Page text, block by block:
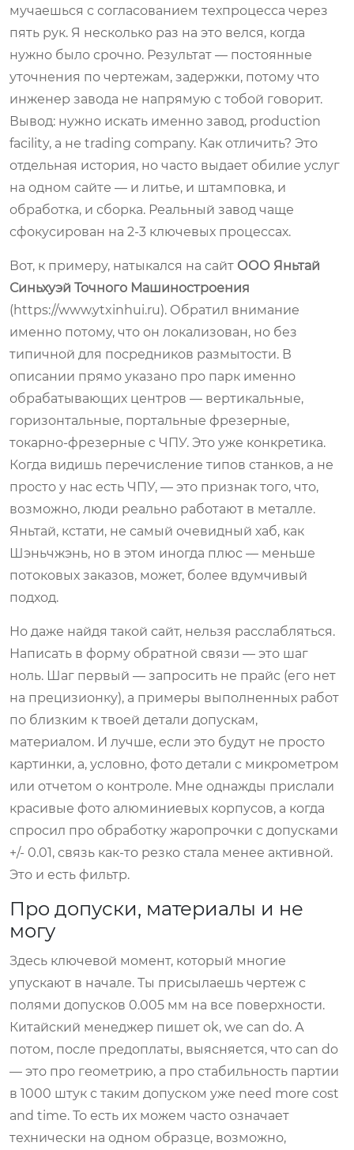
мучаешься с согласованием техпроцесса через
пять рук. Я несколько раз на это велся, когда
нужно было срочно. Результат — постоянные
уточнения по чертежам, задержки, потому что
инженер завода не напрямую с тобой говорит.
Вывод: нужно искать именно завод, production
facility, а не trading company. Как отличить? Это
отдельная история, но часто выдает обилие услуг
на одном сайте — и литье, и штамповка, и
обработка, и сборка. Реальный завод чаще
сфокусирован на 2-3 ключевых процессах.
Вот, к примеру, натыкался на сайт ООО Яньтай
Синьхуэй Точного Машиностроения
(https://www.ytxinhui.ru). Обратил внимание
именно потому, что он локализован, но без
типичной для посредников размытости. В
описании прямо указано про парк именно
обрабатывающих центров — вертикальные,
горизонтальные, портальные фрезерные,
токарно-фрезерные с ЧПУ. Это уже конкретика.
Когда видишь перечисление типов станков, а не
просто у нас есть ЧПУ, — это признак того, что,
возможно, люди реально работают в металле.
Яньтай, кстати, не самый очевидный хаб, как
Шэньчжэнь, но в этом иногда плюс — меньше
потоковых заказов, может, более вдумчивый
подход.
Но даже найдя такой сайт, нельзя расслабляться.
Написать в форму обратной связи — это шаг
ноль. Шаг первый — запросить не прайс (его нет
на прецизионку), а примеры выполненных работ
по близким к твоей детали допускам,
материалом. И лучше, если это будут не просто
картинки, а, условно, фото детали с микрометром
или отчетом о контроле. Мне однажды прислали
красивые фото алюминиевых корпусов, а когда
спросил про обработку жаропрочки с допусками
+/- 0.01, связь как-то резко стала менее активной.
Это и есть фильтр.
Про допуски, материалы и не
могу
Здесь ключевой момент, который многие
упускают в начале. Ты присылаешь чертеж с
полями допусков 0.005 мм на все поверхности.
Китайский менеджер пишет ok, we can do. А
потом, после предоплаты, выясняется, что can do
— это про геометрию, а про стабильность партии
в 1000 штук с таким допуском уже need more cost
and time. То есть их можем часто означает
технически на одном образце, возможно,